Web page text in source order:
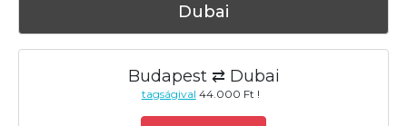
Dubai
Budapest ⇄ Dubai
tagságival 44.000 Ft !